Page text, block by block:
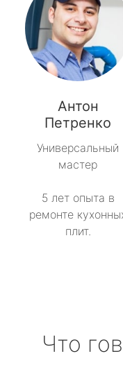
Антон
Петренко
Универсальный
мастер
5 лет опыта в
ремонте
плит.
Что